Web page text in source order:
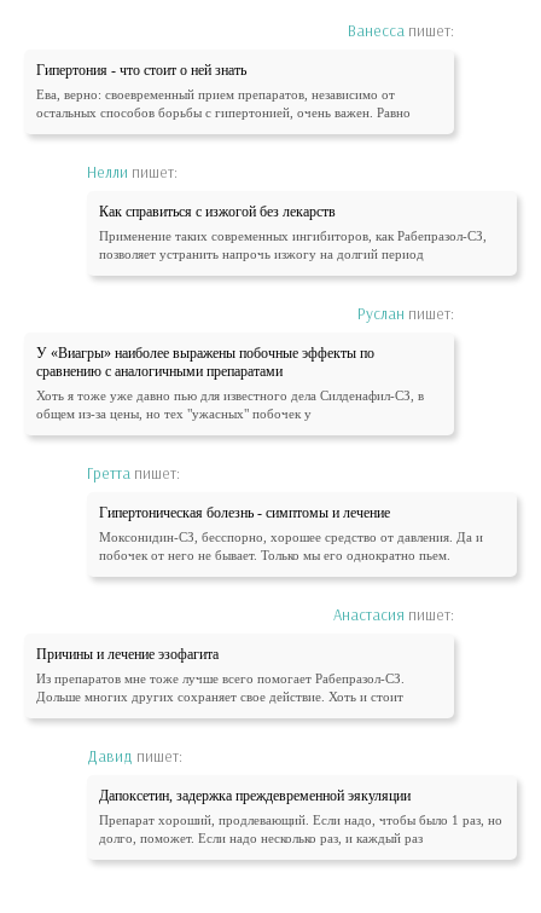
Ванесса пишет:
Гипертония - что стоит о ней знать
Ева, верно: своевременный прием препаратов, независимо от
остальных способов борьбы с гипертонией, очень важен. Равно
Нелли пишет:
Как справиться с изжогой без лекарств
Применение таких современных ингибиторов, как Рабепразол-СЗ,
позволяет устранить напрочь изжогу на долгий период
Руслан пишет:
У «Виагры» наиболее выражены побочные эффекты по
сравнению с аналогичными препаратами
Хоть я тоже уже давно пью для известного дела Силденафил-СЗ, в
общем из-за цены, но тех "ужасных" побочек у
Гретта пишет:
Гипертоническая болезнь - симптомы и лечение
Моксонидин-СЗ, бесспорно, хорошее средство от давления. Да и
побочек от него не бывает. Только мы его однократно пьем.
Анастасия пишет:
Причины и лечение эзофагита
Из препаратов мне тоже лучше всего помогает Рабепразол-СЗ.
Дольше многих других сохраняет свое действие. Хоть и стоит
Давид пишет:
Дапоксетин, задержка преждевременной эякуляции
Препарат хороший, продлевающий. Если надо, чтобы было 1 раз, но
долго, поможет. Если надо несколько раз, и каждый раз